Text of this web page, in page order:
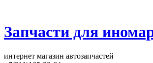
Запчасти для
интернет магазин автозапчастей